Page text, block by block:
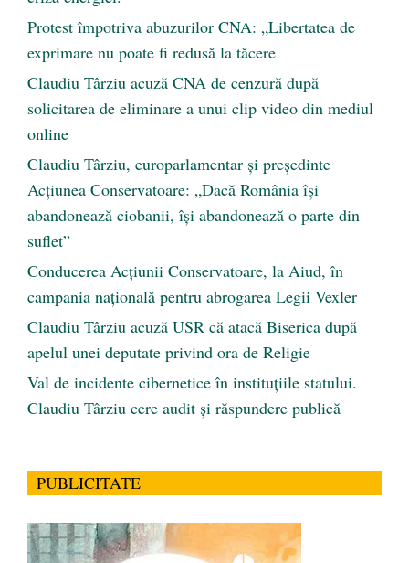
Protest împotriva abuzurilor CNA: „Libertatea de
exprimare nu poate fi redusă la tăcere
Claudiu Târziu acuză CNA de cenzură după
solicitarea de eliminare a unui clip video din mediul
online
Claudiu Târziu, europarlamentar și președinte
Acțiunea Conservatoare: „Dacă România își
abandonează ciobanii, își abandonează o parte din
suflet”
Conducerea Acțiunii Conservatoare, la Aiud, în
campania națională pentru abrogarea Legii Vexler
Claudiu Târziu acuză USR că atacă Biserica după
apelul unei deputate privind ora de Religie
Val de incidente cibernetice în instituțiile statului.
Claudiu Târziu cere audit și răspundere publică
PUBLICITATE